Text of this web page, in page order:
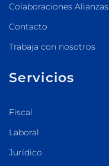
Colaboraciones Alianzas
Contacto
Trabaja con nosotros
Servicios
Fiscal
Laboral
Jurídico